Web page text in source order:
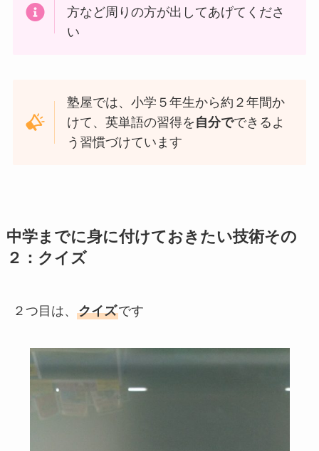
方など周りの方が出してあげてくださ
い
塾屋では、小学５年生から約２年間か
けて、英単語の習得を 自分でできるよ
う習慣づけています
中学までに身に付けておきたい技術その
２：クイズ
２つ目は、 クイズです